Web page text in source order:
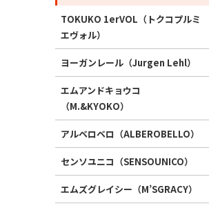
TOKUKO 1erVOL（トクコプルミ
エヴォル）
ヨーガンレール（Jurgen Lehl）
エムアンドキョウコ
（M.&KYOKO）
アルベロベロ（ALBEROBELLO）
センソユニコ（SENSOUNICO）
エムズグレイシー（M’SGRACY）